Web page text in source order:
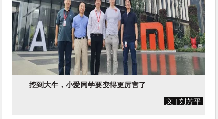
挖到大牛，小爱同学要变得更厉害了
文 | 刘芳平